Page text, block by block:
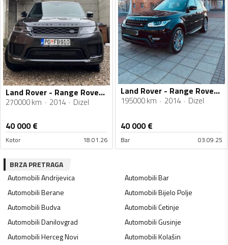
Land Rover - Range Rover Sport - 30d
270000 km 2014 Dizel
40 000€
Kotor 18.01.26
Land Rover - Range Rover Sport - 3.0TDV6
195000 km 2014 Dizel
40 000€
Bar 03.09.25
BRZA PRETRAGA
AutomobiliAndrijevica AutomobiliBar
AutomobiliBerane AutomobiliBijelo Polje
AutomobiliBudva AutomobiliCetinje
AutomobiliDanilovgrad AutomobiliGusinje
AutomobiliHerceg Novi AutomobiliKolašin